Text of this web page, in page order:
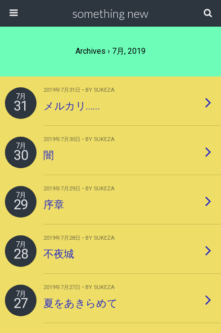
something new
Archives › 7月, 2019
7月
31
2019年7月31日 • BY SUKEZA
メルカリ……
7月
30
2019年7月30日 • BY SUKEZA
闇
7月
29
2019年7月29日 • BY SUKEZA
序章
7月
28
2019年7月28日 • BY SUKEZA
不夜城
7月
27
2019年7月27日 • BY SUKEZA
夏をあきらめて